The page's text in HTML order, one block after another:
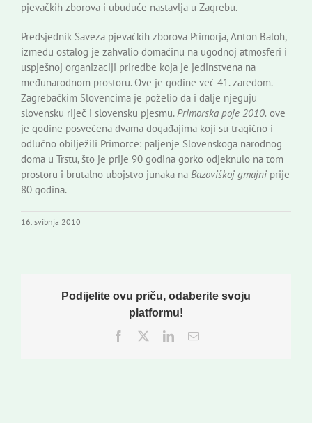
pjevačkih zborova i ubuduće nastavlja u Zagrebu.
Predsjednik Saveza pjevačkih zborova Primorja, Anton Baloh,
između ostalog je zahvalio domaćinu na ugodnoj atmosferi i
uspješnoj organizaciji priredbe koja je jedinstvena na
međunarodnom prostoru. Ove je godine već 41. zaredom.
Zagrebačkim Slovencima je poželio da i dalje njeguju
slovensku riječ i slovensku pjesmu.Primorska poje 2010. ove
je godine posvećena dvama događajima koji su tragično i
odlučno obilježili Primorce: paljenje Slovenskoga narodnog
doma u Trstu, što je prije 90 godina gorko odjeknulo na tom
prostoru i brutalno ubojstvo junaka na Bazoviškoj gmajni prije
80 godina.
16. svibnja 2010
Podijelite ovu priču, odaberite svoju
platformu!
Facebook
TwitterLinkedInEmail: